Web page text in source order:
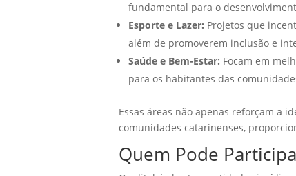
fundamental para o
Esporte e Lazer: Projetos que
além de promoverem inclusão e
Saúde e Bem-Estar: Focam em
para os habitantes das
Essas áreas não apenas reforçam a
comunidades catarinenses,
Quem Pode